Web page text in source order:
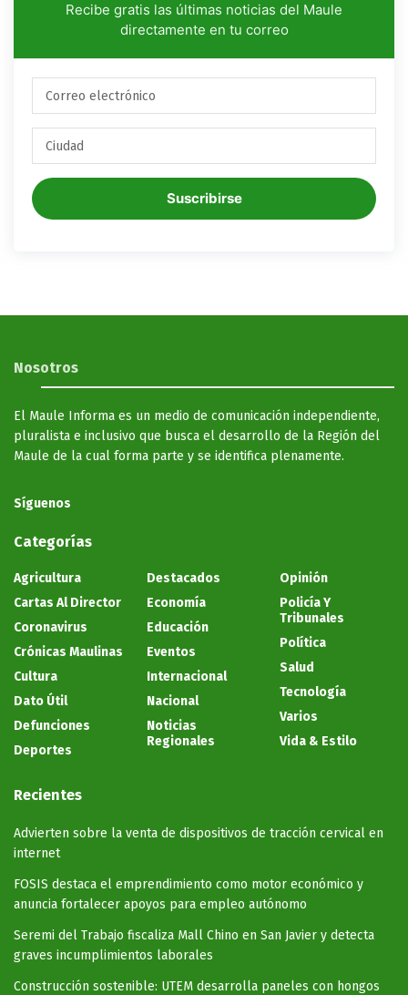
Recibe gratis las últimas noticias del Maule
directamente en tu correo
Suscribirse
Nosotros
El Maule Informa es un medio de comunicación independiente,
pluralista e inclusivo que busca el desarrollo de la Región del
Maule de la cual forma parte y se identifica plenamente.
Síguenos
Categorías
Agricultura
Cartas Al Director
Coronavirus
Crónicas Maulinas
Cultura
Dato Útil
Defunciones
Deportes
Destacados
Economía
Educación
Eventos
Internacional
Nacional
Noticias
Regionales
Opinión
Policía Y
Tribunales
Política
Salud
Tecnología
Varios
Vida & Estilo
Recientes
Advierten sobre la venta de dispositivos de tracción cervical en
internet
FOSIS destaca el emprendimiento como motor económico y
anuncia fortalecer apoyos para empleo autónomo
Seremi del Trabajo fiscaliza Mall Chino en San Javier y detecta
graves incumplimientos laborales
Construcción sostenible: UTEM desarrolla paneles con hongos